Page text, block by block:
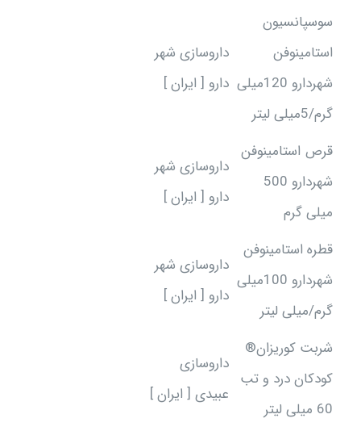
سوسپانسیون
استامینوفن
شهردارو 120میلی
گرم/5میلی لیتر
داروسازی شهر
دارو [ ایران ]
قرص استامینوفن
شهردارو 500
میلی گرم
داروسازی شهر
دارو [ ایران ]
قطره استامینوفن
شهردارو 100میلی
گرم/میلی لیتر
داروسازی شهر
دارو [ ایران ]
شربت کوریزان®
کودکان درد و تب
60 میلی لیتر
داروسازی
عبیدی [ ایران ]